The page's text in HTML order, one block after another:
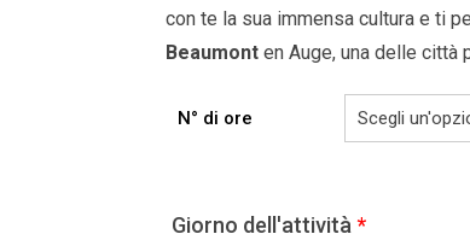
con te la sua immensa cultura e ti
Beaumont en Auge, una delle città
N° di ore
Giorno dell'attività *